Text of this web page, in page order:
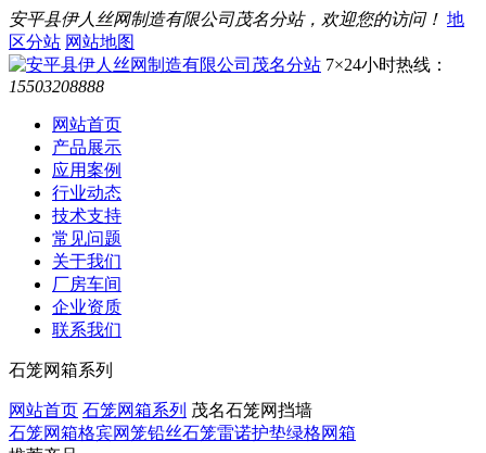
安平县伊人丝网制造有限公司茂名分站，欢迎您的访问！ 地
区分站 网站地图
7×24小时热线：
15503208888
网站首页
产品展示
应用案例
行业动态
技术支持
常见问题
关于我们
厂房车间
企业资质
联系我们
石笼网箱系列
网站首页 石笼网箱系列 茂名石笼网挡墙
石笼网箱格宾网笼铅丝石笼雷诺护垫绿格网箱